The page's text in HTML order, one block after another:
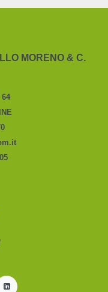
MORENO & C.